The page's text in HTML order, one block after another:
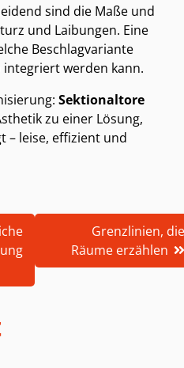
sind die Maße und
und Laibungen. Eine
Beschlagvariante
werden kann.
Sektionaltore
zu einer Lösung,
– leise, effizient und
Grenzlinien, die
Räume erzählen